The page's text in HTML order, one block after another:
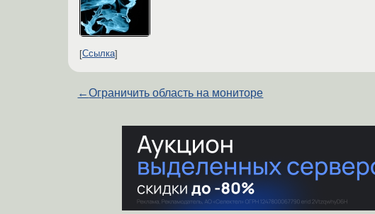
Ссылка
←Ограничить область на мониторе